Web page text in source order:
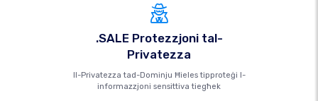
.SALE Protezzjoni tal-
Privatezza
Il-Privatezza tad-Dominju Ħieles tipproteġi l-
informazzjoni sensittiva tiegħek